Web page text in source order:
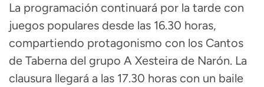
La programación continuará por la tarde con
juegos populares desde las 16.30 horas,
compartiendo protagonismo con los Cantos
de Taberna del grupo A Xesteira de Narón. La
clausura llegará a las 17.30 horas con un baile